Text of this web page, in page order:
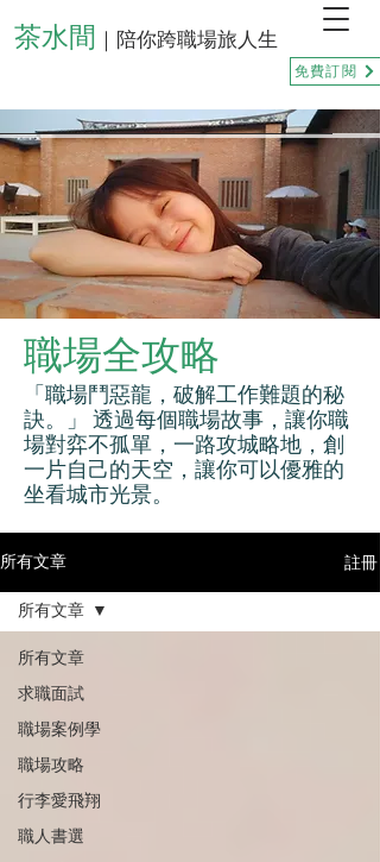
茶水間 ｜陪你跨職場旅人生
免費訂閱
職場全攻略
「職場鬥惡龍，破解工作難題的秘
訣。」 透過每個職場故事，讓你職
場對弈不孤單，一路攻城略地，創
一片自己的天空，讓你可以優雅的
坐看城市光景。
所有文章 註冊
所有文章
求職面試
職場案例學
職場攻略
行李愛飛翔
職人書選
所有文章